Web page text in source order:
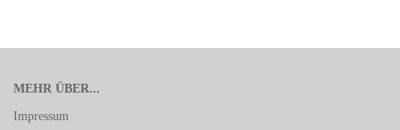
MEHR ÜBER...
Impressum